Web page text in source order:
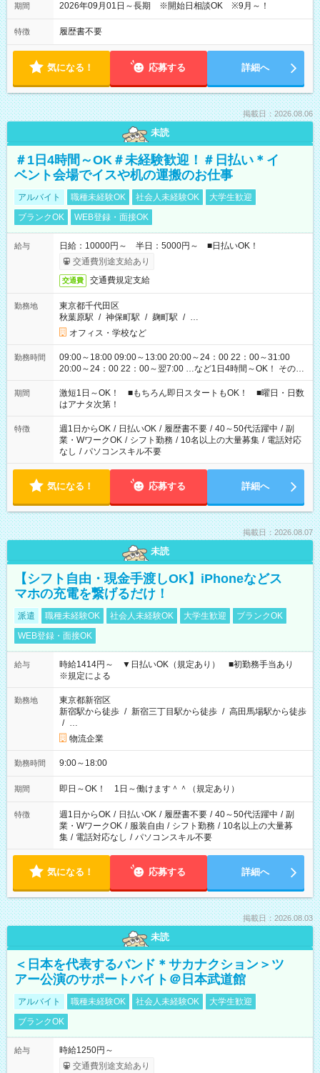
期間 2026年09月01日～長期 ※開始日相談OK ※9月～！
特徴 履歴書不要
気になる！ 応募する 詳細へ
掲載日：2026.08.06
未読
＃1日4時間～OK＃未経験歓迎！＃日払い＊イ
ベント会場でイスや机の運搬のお仕事
アルバイト 職種未経験OK 社会人未経験OK
大学生歓迎
ブランクOK
WEB登録・面接OK
給与
日給：10000円～ 半日：5000円～ ■日払いOK！
交通費別途支給あり
交通費 交通費規定支給
勤務地
東京都千代田区
秋葉原駅 / 神保町駅 / 麹町駅 / …
オフィス・学校など
勤務時間
09:00～18:00 09:00～13:00 20:00～24：00 22：00～31:00
20:00～24：00 22：00～翌7:00 …など1日4時間～OK！ その他
シフトもございます！ お気軽にご相談ください！
期間
激短1日～OK！ ■もちろん即日スタートもOK！ ■曜日・日数
はアナタ次第！
特徴 週1日からOK / 日払いOK / 履歴書不要 / 40～50代活躍中 / 副
業・WワークOK / シフト勤務 / 10名以上の大量募集 / 電話対応
なし / パソコンスキル不要
気になる！ 応募する 詳細へ
掲載日：2026.08.07
未読
【シフト自由・現金手渡しOK】iPhoneなどス
マホの充電を繋げるだけ！
派遣 職種未経験OK 社会人未経験OK 大学生歓迎
ブランクOK
WEB登録・面接OK
給与
時給1414円～ ▼日払いOK（規定あり） ■初勤務手当あり
※規定による
勤務地
東京都新宿区
新宿駅から徒歩 / 新宿三丁目駅から徒歩 / 高田馬場駅から徒歩
/ …
物流企業
勤務時間 9:00～18:00
期間 即日～OK！ 1日～働けます＾＾（規定あり）
特徴 週1日からOK / 日払いOK / 履歴書不要 / 40～50代活躍中 / 副
業・WワークOK / 服装自由 / シフト勤務 / 10名以上の大量募
集 / 電話対応なし / パソコンスキル不要
気になる！ 応募する 詳細へ
掲載日：2026.08.03
未読
＜日本を代表するバンド＊サカナクション＞ツ
アー公演のサポートバイト＠日本武道館
アルバイト 職種未経験OK 社会人未経験OK
大学生歓迎
ブランクOK
給与
時給1250円～
交通費別途支給あり